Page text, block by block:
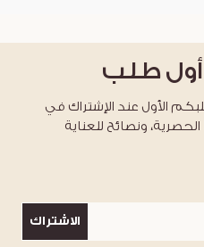
طلب
خصم %10 على طلبكم الأول عند الإشتراك في
الحصرية، ونصائح للعناية
الاشتراك